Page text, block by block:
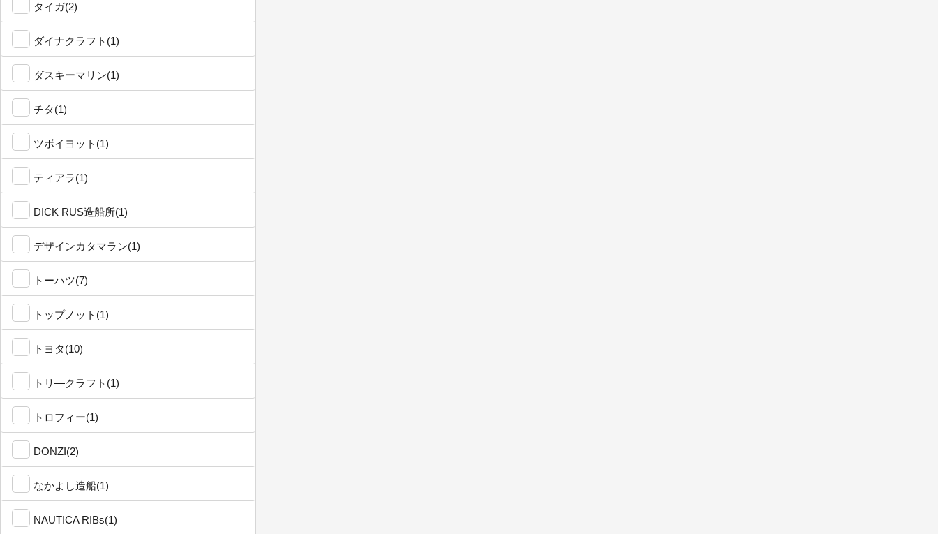
タイガ(2)
ダイナクラフト(1)
ダスキーマリン(1)
チタ(1)
ツボイヨット(1)
ティアラ(1)
DICK RUS造船所(1)
デザインカタマラン(1)
トーハツ(7)
トップノット(1)
トヨタ(10)
トリ―クラフト(1)
トロフィー(1)
DONZI(2)
なかよし造船(1)
NAUTICA RIBs(1)